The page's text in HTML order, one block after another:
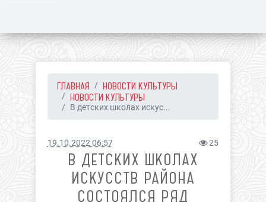
ГЛАВНАЯ
НОВОСТИ КУЛЬТУРЫ
НОВОСТИ КУЛЬТУРЫ
В детских школах искус...
19.10.2022 06:57 25
В ДЕТСКИХ ШКОЛАХ
ИСКУССТВ РАЙОНА
СОСТОЯЛСЯ РЯД